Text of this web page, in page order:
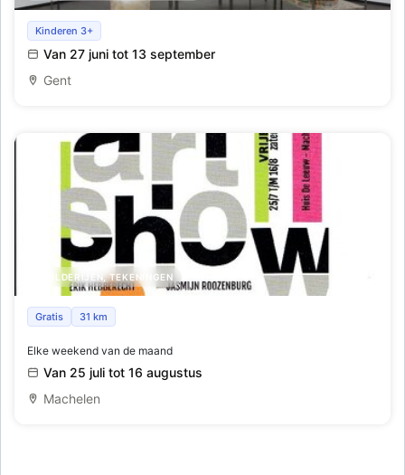
Joseph Beuys | Wirtschaftswerte: een
conservatiegeschiedenis
Kinderen 3+
Van 27 juni tot 13 september
Gent
SCHILDERIJEN, TEKENINGEN
Art show
Gratis 31 km
Elke weekend van de maand
Van 25 juli tot 16 augustus
Machelen